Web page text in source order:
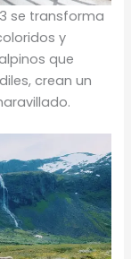
se transforma
y
que
crean un